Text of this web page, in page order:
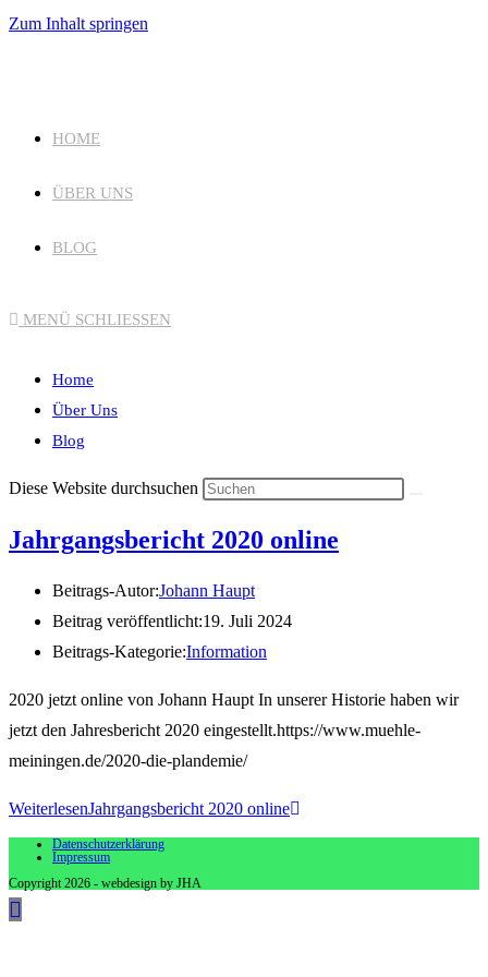
Zum Inhalt springen
HOME
ÜBER UNS
BLOG
MENÜ SCHLIESSEN
Home
Über Uns
Blog
Diese Website durchsuchen
Jahrgangsbericht 2020 online
Beitrags-Autor:Johann Haupt
Beitrag veröffentlicht:19. Juli 2024
Beitrags-Kategorie:Information
2020 jetzt online von Johann Haupt In unserer Historie haben wir
jetzt den Jahresbericht 2020 eingestellt.https://www.muehle-
meiningen.de/2020-die-plandemie/
WeiterlesenJahrgangsbericht 2020 online
Datenschutzerklärung
Impressum
Copyright 2026 - webdesign by JHA